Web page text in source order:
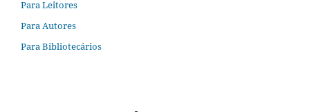
Para Leitores
Para Autores
Para Bibliotecários